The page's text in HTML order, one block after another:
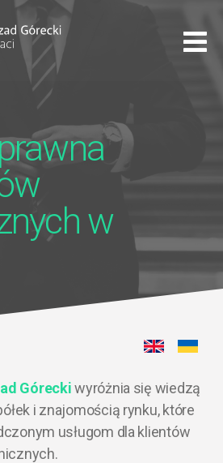
w
Góreckiwyróżnia się wiedzą
i znajomością rynku, które
usługom dla klientów